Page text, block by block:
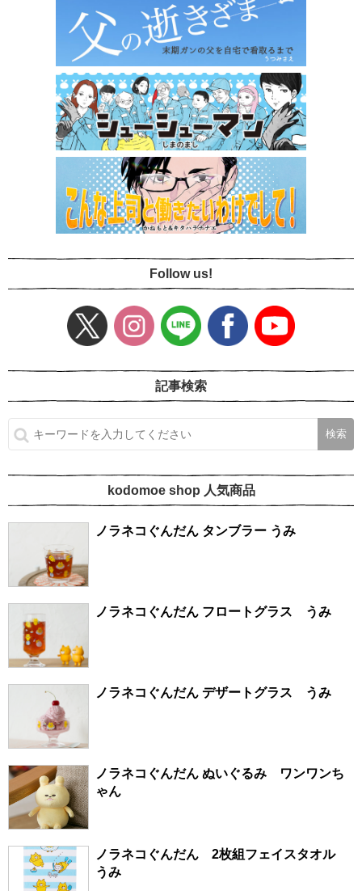
Follow us!
記事検索
kodomoe shop 人気商品
ノラネコぐんだん タンブラー うみ
ノラネコぐんだん フロートグラス うみ
ノラネコぐんだん デザートグラス うみ
ノラネコぐんだん ぬいぐるみ ワンワンち
ゃん
ノラネコぐんだん 2枚組フェイスタオル
うみ